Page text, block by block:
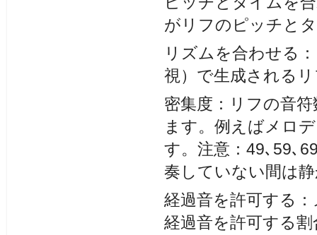
がリフのピッチと
リズムを合わせる
視）で生成される
密集度：リフの音
ます。例えばメロ
す。注意：49､59､
奏していない間は
経過音を許可する
経過音を許可する